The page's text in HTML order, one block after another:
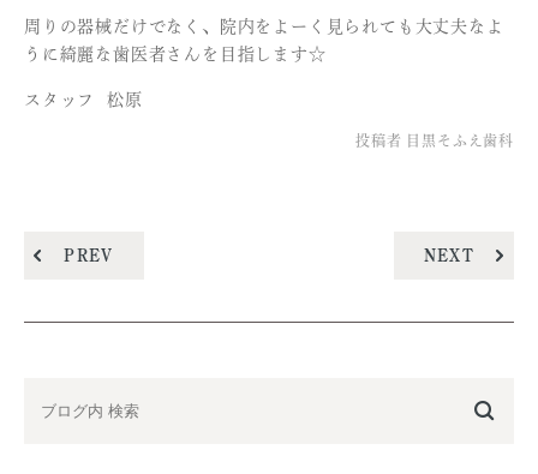
周りの器械だけでなく、院内をよーく見られても大丈夫なよ
うに綺麗な歯医者さんを目指します☆
スタッフ 松原
投稿者 目黒そふえ歯科
PREV NEXT